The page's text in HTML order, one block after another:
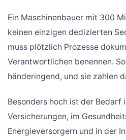
Ein Maschinenbauer mit 300
keinen einzigen dedizierten
muss plötzlich Prozesse
Verantwortlichen benennen.
händeringend, und sie zahlen
Besonders hoch ist der Bedarf
Versicherungen, im
Energieversorgern und in der